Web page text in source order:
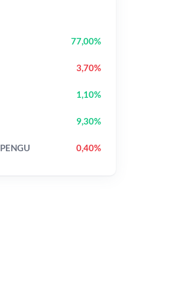
77,00%
3,70%
1,10%
9,30%
PENGU 0,40%